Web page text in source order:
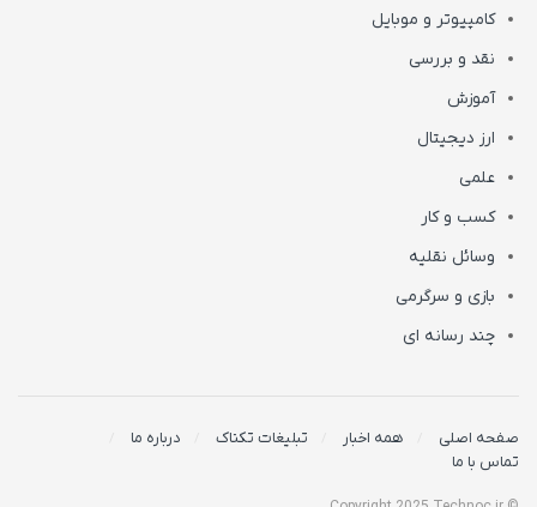
کامپیوتر و موبایل
نقد و بررسی
آموزش
ارز دیجیتال
علمی
کسب و کار
وسائل نقلیه
بازی و سرگرمی
چند رسانه ای
صفحه اصلی همه اخبار تبلیغات تکناک
درباره ما
تماس با ما